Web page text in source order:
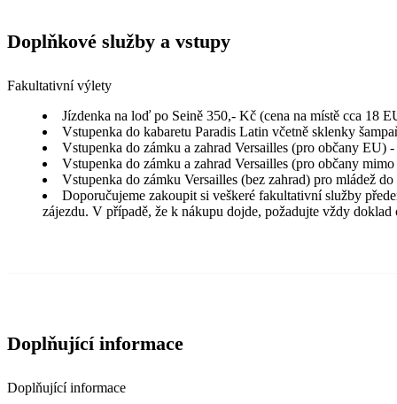
Doplňkové služby a vstupy
Fakultativní výlety
Jízdenka na loď po Seině 350,- Kč (cena na místě cca 18
Vstupenka do kabaretu Paradis Latin včetně sklenky
Vstupenka do zámku a zahrad Versailles (pro občany
Vstupenka do zámku a zahrad Versailles (pro občany
Vstupenka do zámku Versailles (bez zahrad) pro mládež
Doporučujeme zakoupit si veškeré fakultativní služby
zájezdu. V případě, že k nákupu dojde, požadujte vždy doklad
Doplňující informace
Doplňující informace